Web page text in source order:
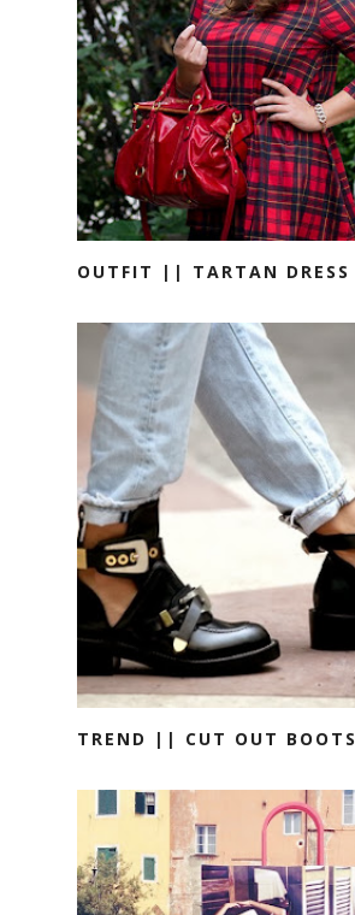
OUTFIT || TARTAN DRESS
TREND || CUT OUT BOOTS